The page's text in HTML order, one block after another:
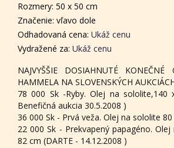
Rozmery: 50 x 50 cm
Značenie: vľavo dole
Odhadovaná cena: Ukáž cenu
Vydražené za: Ukáž cenu
NAJVYŠŠIE DOSIAHNUTÉ
HAMMELA NA SLOVENSKÝCH
78 000 Sk -Ryby. Olej na
Benefičná aukcia 30.5.2008 )
36 000 Sk - Prvá veža. Olej na sololite
22 000 Sk - Prekvapený papagéno.
82 cm (DARTE - 14.12.2008 )